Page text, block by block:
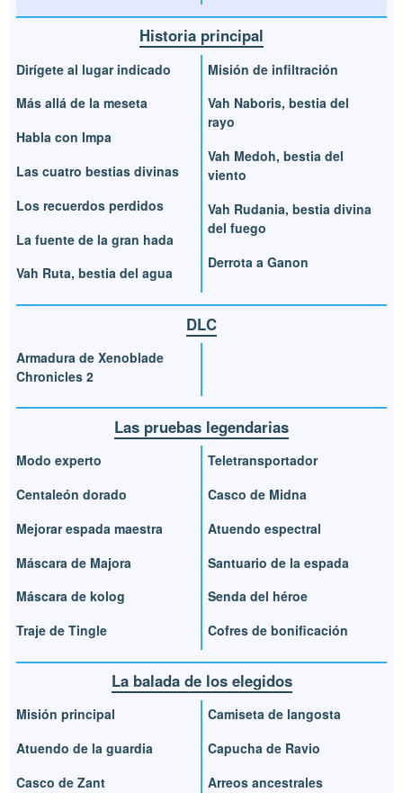
Historia principal
Dirígete al lugar indicado
Más allá de la meseta
Habla con Impa
Las cuatro bestias divinas
Los recuerdos perdidos
La fuente de la gran hada
Vah Ruta, bestia del agua
Misión de infiltración
Vah Naboris, bestia del
rayo
Vah Medoh, bestia del
viento
Vah Rudania, bestia divina
del fuego
Derrota a Ganon
DLC
Armadura de Xenoblade
Chronicles 2
Las pruebas legendarias
Modo experto
Centaleón dorado
Mejorar espada maestra
Máscara de Majora
Máscara de kolog
Traje de Tingle
Teletransportador
Casco de Midna
Atuendo espectral
Santuario de la espada
Senda del héroe
Cofres de bonificación
La balada de los elegidos
Misión principal
Atuendo de la guardia
Casco de Zant
Camiseta de langosta
Capucha de Ravio
Arreos ancestrales